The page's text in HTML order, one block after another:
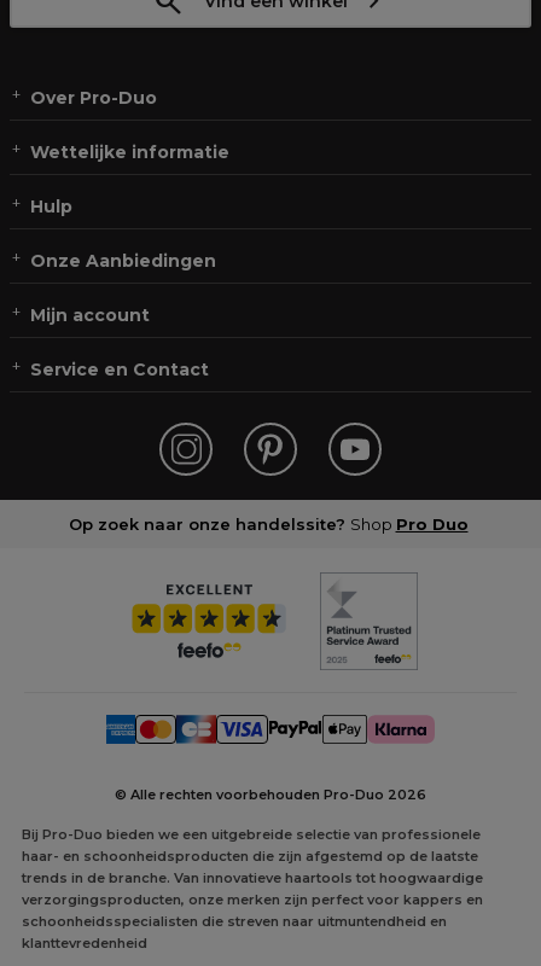
Over Pro-Duo
Wettelijke informatie
Hulp
Onze Aanbiedingen
Mijn account
Service en Contact
Op zoek naar onze handelssite? Shop Pro Duo
© Alle rechten voorbehouden Pro-Duo 2026
Bij Pro-Duo bieden we een uitgebreide selectie van professionele
haar- en schoonheidsproducten die zijn afgestemd op de laatste
trends in de branche. Van innovatieve haartools tot hoogwaardige
verzorgingsproducten, onze merken zijn perfect voor kappers en
schoonheidsspecialisten die streven naar uitmuntendheid en
klanttevredenheid